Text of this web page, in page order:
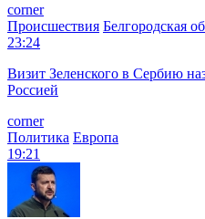
corner
Происшествия Белгородская
23:24
Визит Зеленского в Сербию
Россией
corner
Политика Европа
19:21